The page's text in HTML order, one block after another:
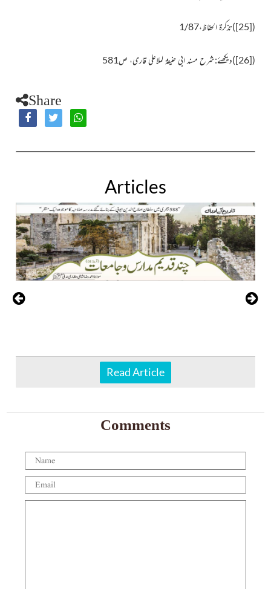
(
[25]
)تذکرۃ الحفاظ،1/87
(
[26]
)دیکھئے:شرح مسند ابی حنیفۃ لملاعلی قاری، ص581
Share
Articles
Read Article
Comments